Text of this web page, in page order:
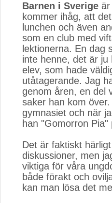
Barnen i Sverige
kommer ihåg, att
lunchen och även
som en club med
lektionerna. En dag
inte henne, det är
elev, som hade
utåtagerande. Jag
genom åren, en del
saker han kom
gymnasiet och när
han "Gomorron
Det är faktiskt
diskussioner, men
viktiga för våra
både förakt och
kan man lösa det